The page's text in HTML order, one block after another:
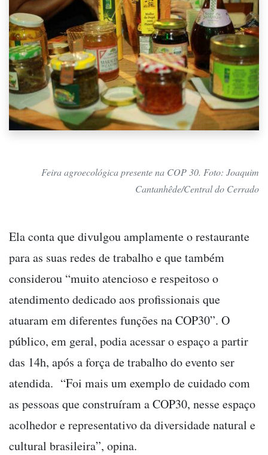
Feira agroecológica presente na COP 30. Foto: Joaquim
Cantanhêde/Central do Cerrado
Ela conta que divulgou amplamente o restaurante
para as suas redes de trabalho e que também
considerou “muito atencioso e respeitoso o
atendimento dedicado aos profissionais que
atuaram em diferentes funções na COP30”. O
público, em geral, podia acessar o espaço a partir
das 14h, após a força de trabalho do evento ser
atendida. “Foi mais um exemplo de cuidado com
as pessoas que construíram a COP30, nesse espaço
acolhedor e representativo da diversidade natural e
cultural brasileira”, opina.